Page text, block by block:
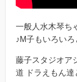
一般人水木琴ち
♪M子もいろい
藤子スタジオア
道 ドラえもん達